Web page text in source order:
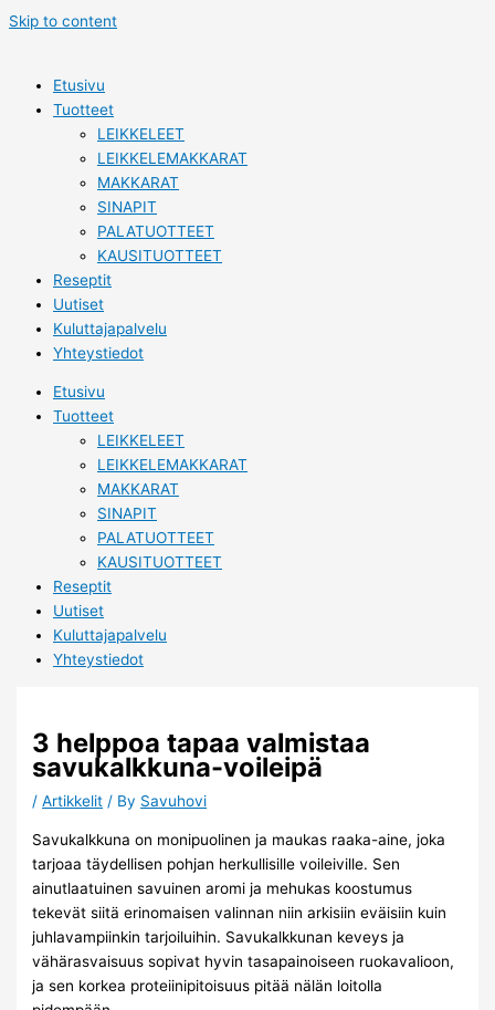
Skip to content
Etusivu
Tuotteet
LEIKKELEET
LEIKKELEMAKKARAT
MAKKARAT
SINAPIT
PALATUOTTEET
KAUSITUOTTEET
Reseptit
Uutiset
Kuluttajapalvelu
Yhteystiedot
Etusivu
Tuotteet
LEIKKELEET
LEIKKELEMAKKARAT
MAKKARAT
SINAPIT
PALATUOTTEET
KAUSITUOTTEET
Reseptit
Uutiset
Kuluttajapalvelu
Yhteystiedot
3 helppoa tapaa valmistaa
savukalkkuna-voileipä
/Artikkelit / By Savuhovi
Savukalkkuna on monipuolinen ja maukas raaka-aine, joka
tarjoaa täydellisen pohjan herkullisille voileiville. Sen
ainutlaatuinen savuinen aromi ja mehukas koostumus
tekevät siitä erinomaisen valinnan niin arkisiin eväisiin kuin
juhlavampiinkin tarjoiluihin. Savukalkkunan keveys ja
vähärasvaisuus sopivat hyvin tasapainoiseen ruokavalioon,
ja sen korkea proteiinipitoisuus pitää nälän loitolla